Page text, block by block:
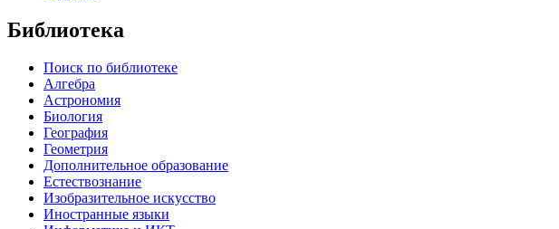
Библиотека
Поиск по библиотеке
Алгебра
Астрономия
Биология
География
Геометрия
Дополнительное образование
Естествознание
Изобразительное искусство
Иностранные языки